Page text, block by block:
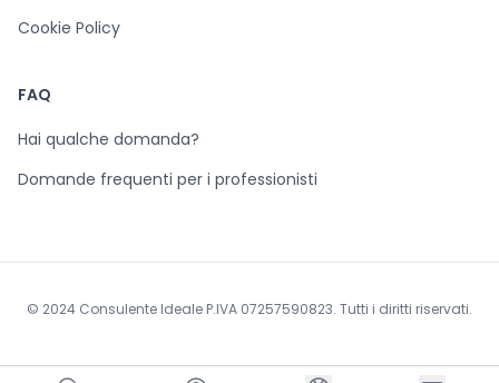
Cookie Policy
FAQ
Hai qualche domanda?
Domande frequenti per i professionisti
© 2024 Consulente Ideale P.IVA 07257590823. Tutti i diritti riservati.